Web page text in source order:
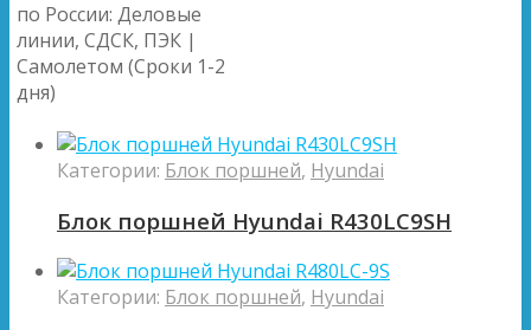
по России: Деловые
линии, СДСК, ПЭК |
Самолетом (Сроки 1-2
дня)
Категории: Блок поршней, Hyundai
Блок поршней Hyundai R430LC9SH
Категории: Блок поршней, Hyundai